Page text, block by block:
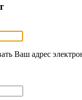
Ваш адрес